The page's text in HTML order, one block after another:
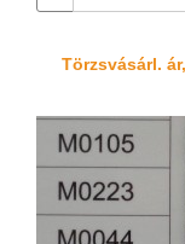
Törzsvásárl.